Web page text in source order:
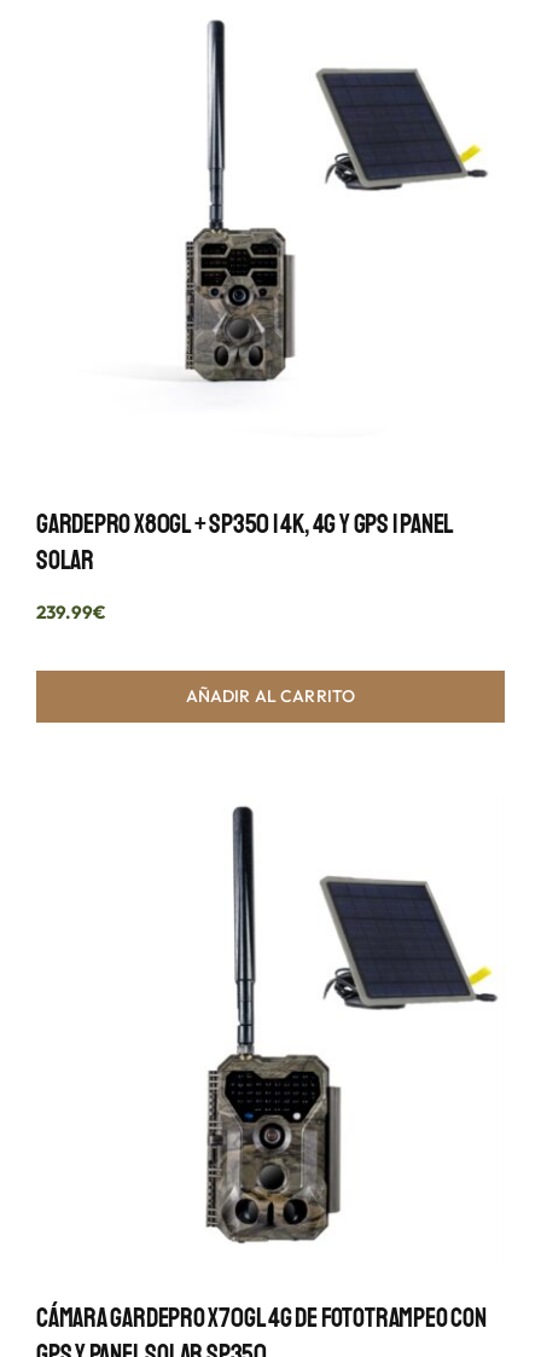
GardePro X80GL + SP350 | 4K, 4G Y GPS | Panel
Solar
239.99€
AÑADIR AL CARRITO
Cámara GardePro X70GL 4G De Fototrampeo Con